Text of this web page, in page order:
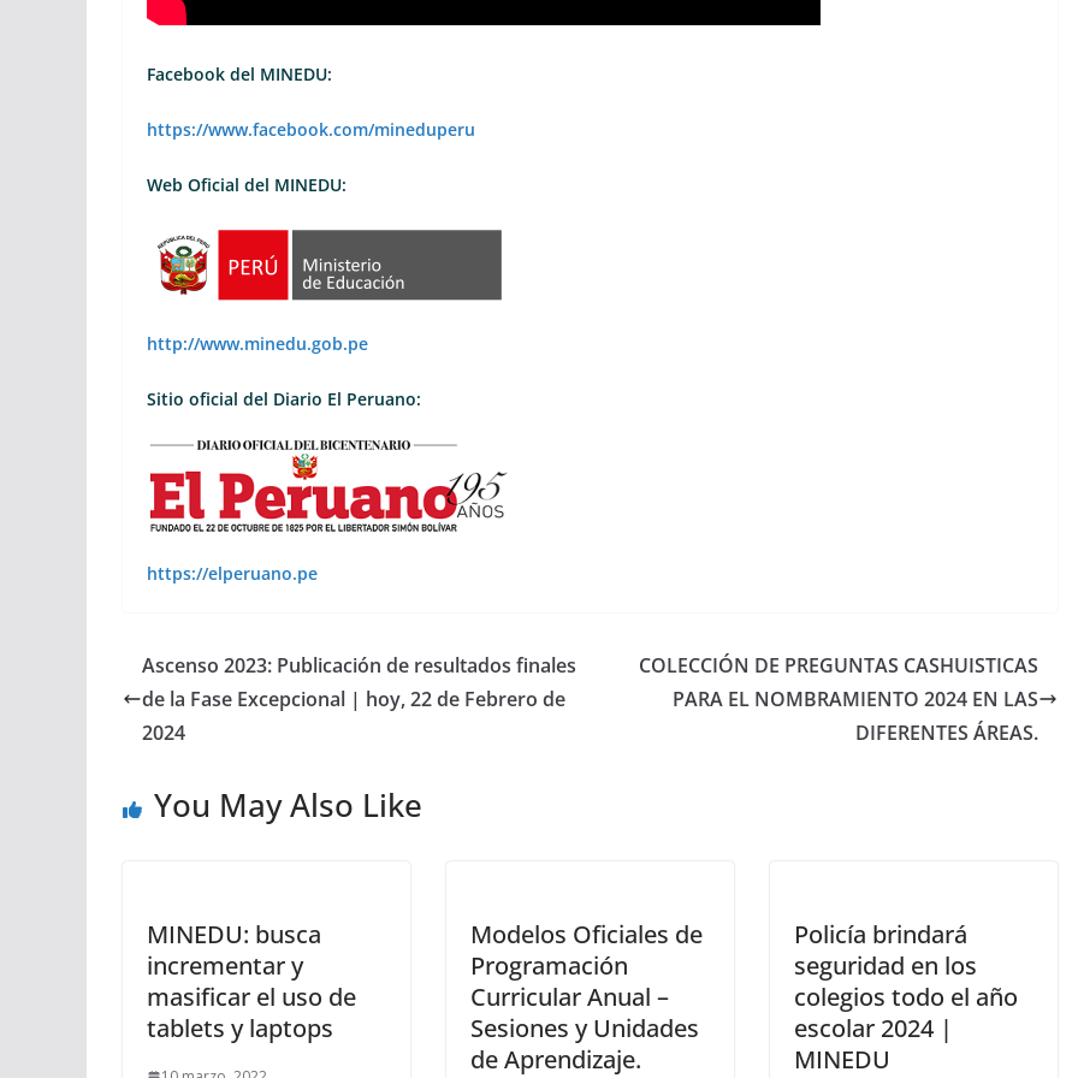
Facebook del MINEDU:
https://www.facebook.com/mineduperu
Web Oficial del MINEDU:
http://www.minedu.gob.pe
Sitio oficial del Diario El Peruano:
https://elperuano.pe
Ascenso 2023: Publicación de resultados finales
de la Fase Excepcional | hoy, 22 de Febrero de
2024
COLECCIÓN DE PREGUNTAS CASHUISTICAS
PARA EL NOMBRAMIENTO 2024 EN LAS
DIFERENTES ÁREAS.
You May Also Like
MINEDU: busca
incrementar y
masificar el uso de
tablets y laptops
Modelos Oficiales de
Programación
Curricular Anual –
Sesiones y Unidades
de Aprendizaje.
Policía brindará
seguridad en los
colegios todo el año
escolar 2024 |
MINEDU